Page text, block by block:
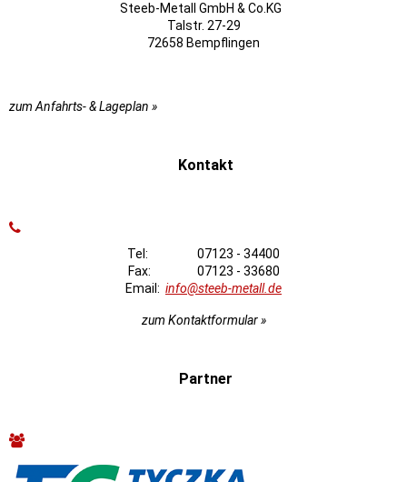
Steeb-Metall GmbH & Co.KG
Talstr. 27-29
72658 Bempflingen
zum Anfahrts- & Lageplan »
Kontakt
Tel: 07123 - 34400
Fax: 07123 - 33680
Email: info@steeb-metall.de
zum Kontaktformular »
Partner